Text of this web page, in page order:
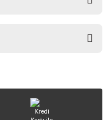
kullanarak tarafımıza
yapın!